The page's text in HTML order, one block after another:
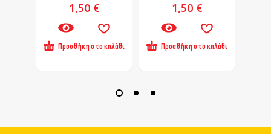
1,50 €
Προσθήκη στο καλάθι
1,50 €
Προσθήκη στο καλάθι